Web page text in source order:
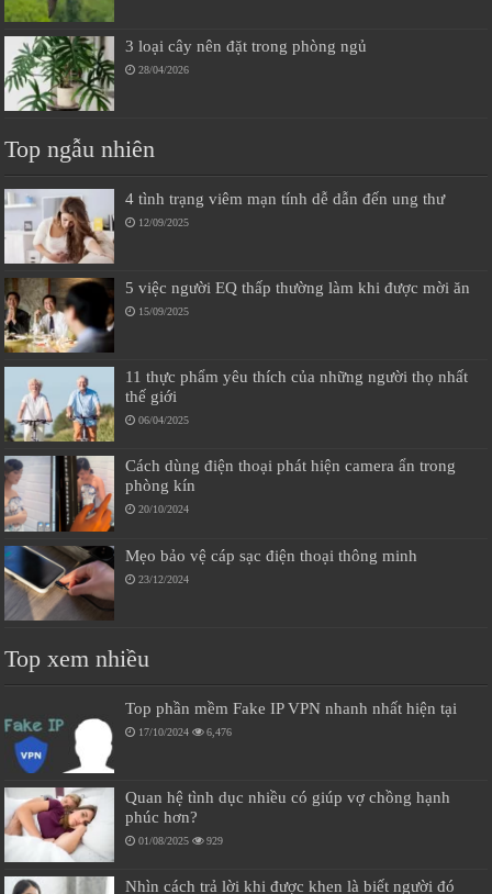
3 loại cây nên đặt trong phòng ngủ
28/04/2026
Top ngẫu nhiên
4 tình trạng viêm mạn tính dễ dẫn đến ung thư
12/09/2025
5 việc người EQ thấp thường làm khi được mời ăn
15/09/2025
11 thực phẩm yêu thích của những người thọ nhất
thế giới
06/04/2025
Cách dùng điện thoại phát hiện camera ẩn trong
phòng kín
20/10/2024
Mẹo bảo vệ cáp sạc điện thoại thông minh
23/12/2024
Top xem nhiều
Top phần mềm Fake IP VPN nhanh nhất hiện tại
17/10/2024 6,476
Quan hệ tình dục nhiều có giúp vợ chồng hạnh
phúc hơn?
01/08/2025 929
Nhìn cách trả lời khi được khen là biết người đó